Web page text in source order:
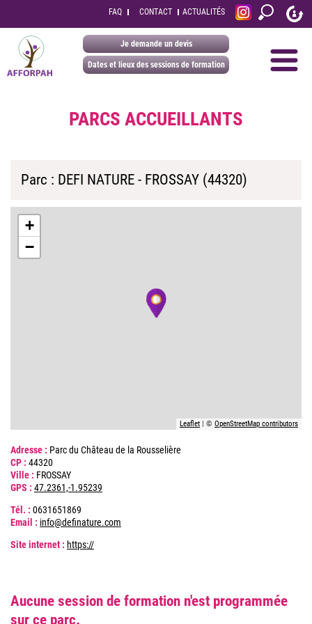
PARCS ACCUEILLANTS
Parc : DEFI NATURE - FROSSAY (44320)
+
−
Leaflet | © OpenStreetMap contributors
Adresse : Parc du Château de la Rousselière
CP : 44320
Ville : FROSSAY
GPS : 47.2361,-1.95239
Tél. : 0631651869
Email : info@definature.com
Site internet : https://
Aucune session de formation n'est programmée
sur ce parc.
FAQ CONTACT ACTUALITÉS
Dates et lieux des sessions de formation
Je demande un devis